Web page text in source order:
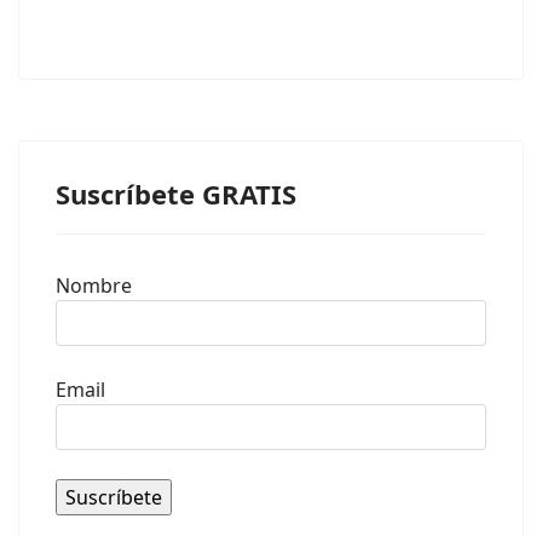
Suscríbete GRATIS
Nombre
Email